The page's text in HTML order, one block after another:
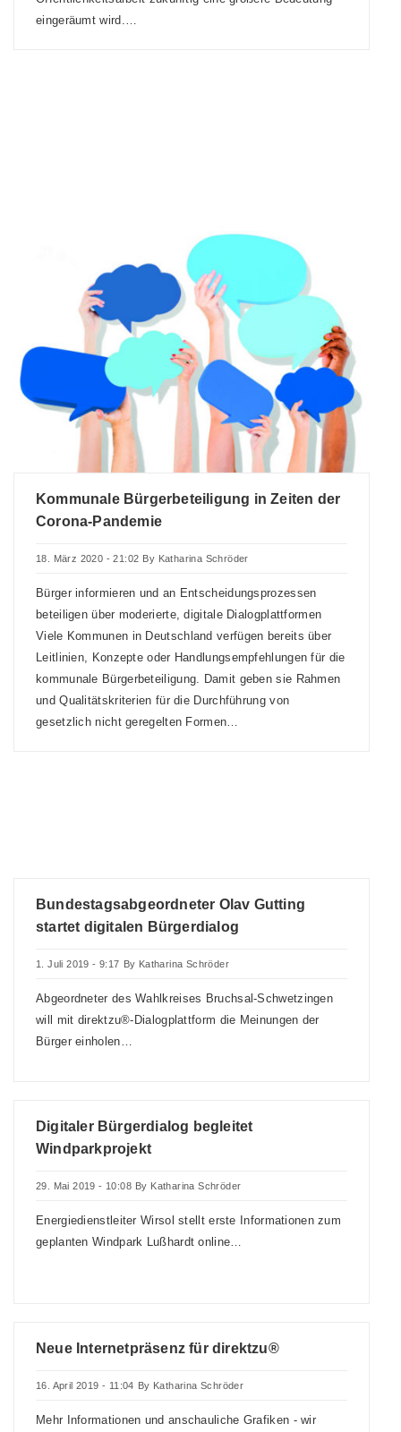
eingeräumt wird.…
Kommunale Bürgerbeteiligung in Zeiten der
Corona-Pandemie
18. März 2020 - 21:02 By Katharina Schröder
Bürger informieren und an Entscheidungsprozessen
beteiligen über moderierte, digitale Dialogplattformen
Viele Kommunen in Deutschland verfügen bereits über
Leitlinien, Konzepte oder Handlungsempfehlungen für die
kommunale Bürgerbeteiligung. Damit geben sie Rahmen
und Qualitätskriterien für die Durchführung von
gesetzlich nicht geregelten Formen…
Bundestagsabgeordneter Olav Gutting
startet digitalen Bürgerdialog
1. Juli 2019 - 9:17 By Katharina Schröder
Abgeordneter des Wahlkreises Bruchsal-Schwetzingen
will mit direktzu®-Dialogplattform die Meinungen der
Bürger einholen …
Digitaler Bürgerdialog begleitet
Windparkprojekt
29. Mai 2019 - 10:08 By Katharina Schröder
Energiedienstleiter Wirsol stellt erste Informationen zum
geplanten Windpark Lußhardt online…
Neue Internetpräsenz für direktzu®
16. April 2019 - 11:04 By Katharina Schröder
Mehr Informationen und anschauliche Grafiken - wir